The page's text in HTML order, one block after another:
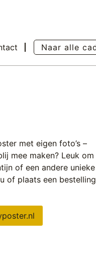
Naar alle
met eigen foto’s –
mee maken? Leuk
of een andere
of plaats een